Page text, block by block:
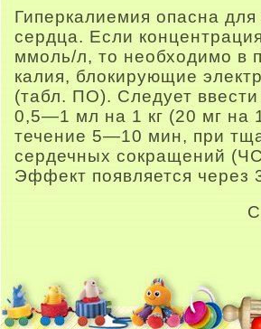
Гиперкалиемия опасна
сердца. Если
ммоль/л, то необходимо в
калия, блокирующие
(табл. ПО). Следует
0,5—1 мл на 1 кг (20 мг на
течение 5—10 мин, при
сердечных сокращений
Эффект появляется